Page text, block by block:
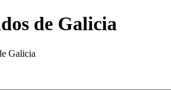
de Galicia
Galicia